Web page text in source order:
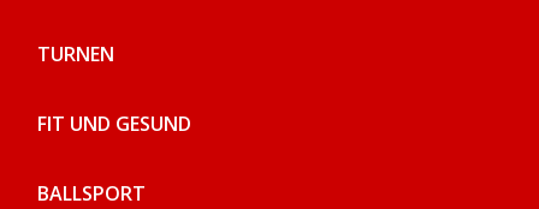
TURNEN
FIT UND GESUND
BALLSPORT